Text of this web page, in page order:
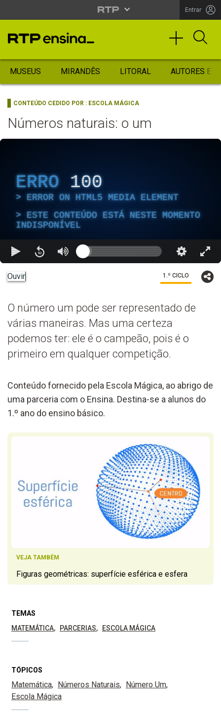
Entrar
MUSEUS MIRANDÊS LITORAL AUTORES
CONTEÚDO CEDIDO POR : ESCOLA MÁGICA
Números naturais: o um
ERRO 100
ERROR ON HTML5 MEDIA ELEMENT
ESTE CONTEÚDO ESTÁ NESTE MOMENTO
INDISPONÍVEL
Ouvir 1.º CICLO
O número um pode ser representado de
várias maneiras. Mas uma certeza
podemos ter: ele é o campeão, pois é o
primeiro em qualquer competição.
Conteúdo fornecido pela Escola Mágica, ao abrigo de
uma parceria com o Ensina. Destina-se a alunos do
1.º ano do ensino básico.
VEJA TAMBÉM
Figuras geométricas: superfície esférica e esfera
TEMAS
MATEMÁTICA
PARCERIAS ESCOLA MÁGICA
TÓPICOS
Matemática Números Naturais
Número Um
Escola Mágica